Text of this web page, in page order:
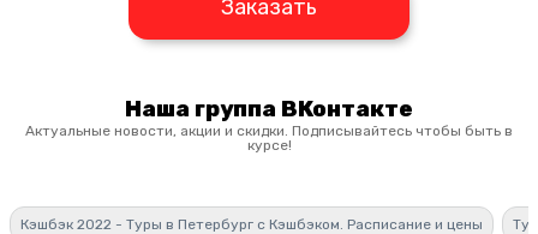
Заказать
Наша группа ВКонтакте
Актуальные новости, акции и скидки. Подписывайтесь чтобы быть в
курсе!
Кэшбэк 2022 - Туры в Петербург с Кэшбэком. Расписание и цены